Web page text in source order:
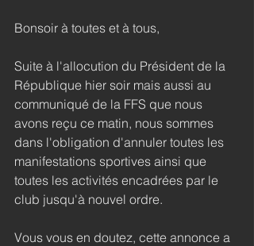
Bonsoir à toutes et à tous,
Suite à l'allocution du Président de la
République hier soir mais aussi au
communiqué de la FFS que nous
avons reçu ce matin, nous sommes
dans l'obligation d'annuler toutes les
manifestations sportives ainsi que
toutes les activités encadrées par le
club jusqu'à nouvel ordre.
Vous vous en doutez, cette annonce a